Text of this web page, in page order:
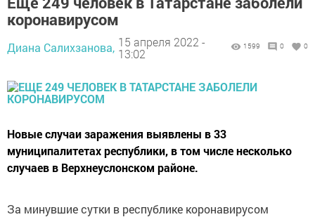
коронавирусом
Диана Салихзанова, 15 апреля 2022 -
13:02
1599 0 0
Новые случаи заражения выявлены в 33
муниципалитетах республики, в том числе несколько
случаев в Верхнеуслонском районе.
За минувшие сутки в республике коронавирусом